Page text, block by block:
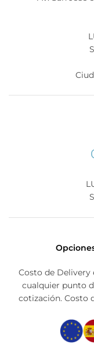
Costo de Delivery
cualquier punto
cotización. Costo